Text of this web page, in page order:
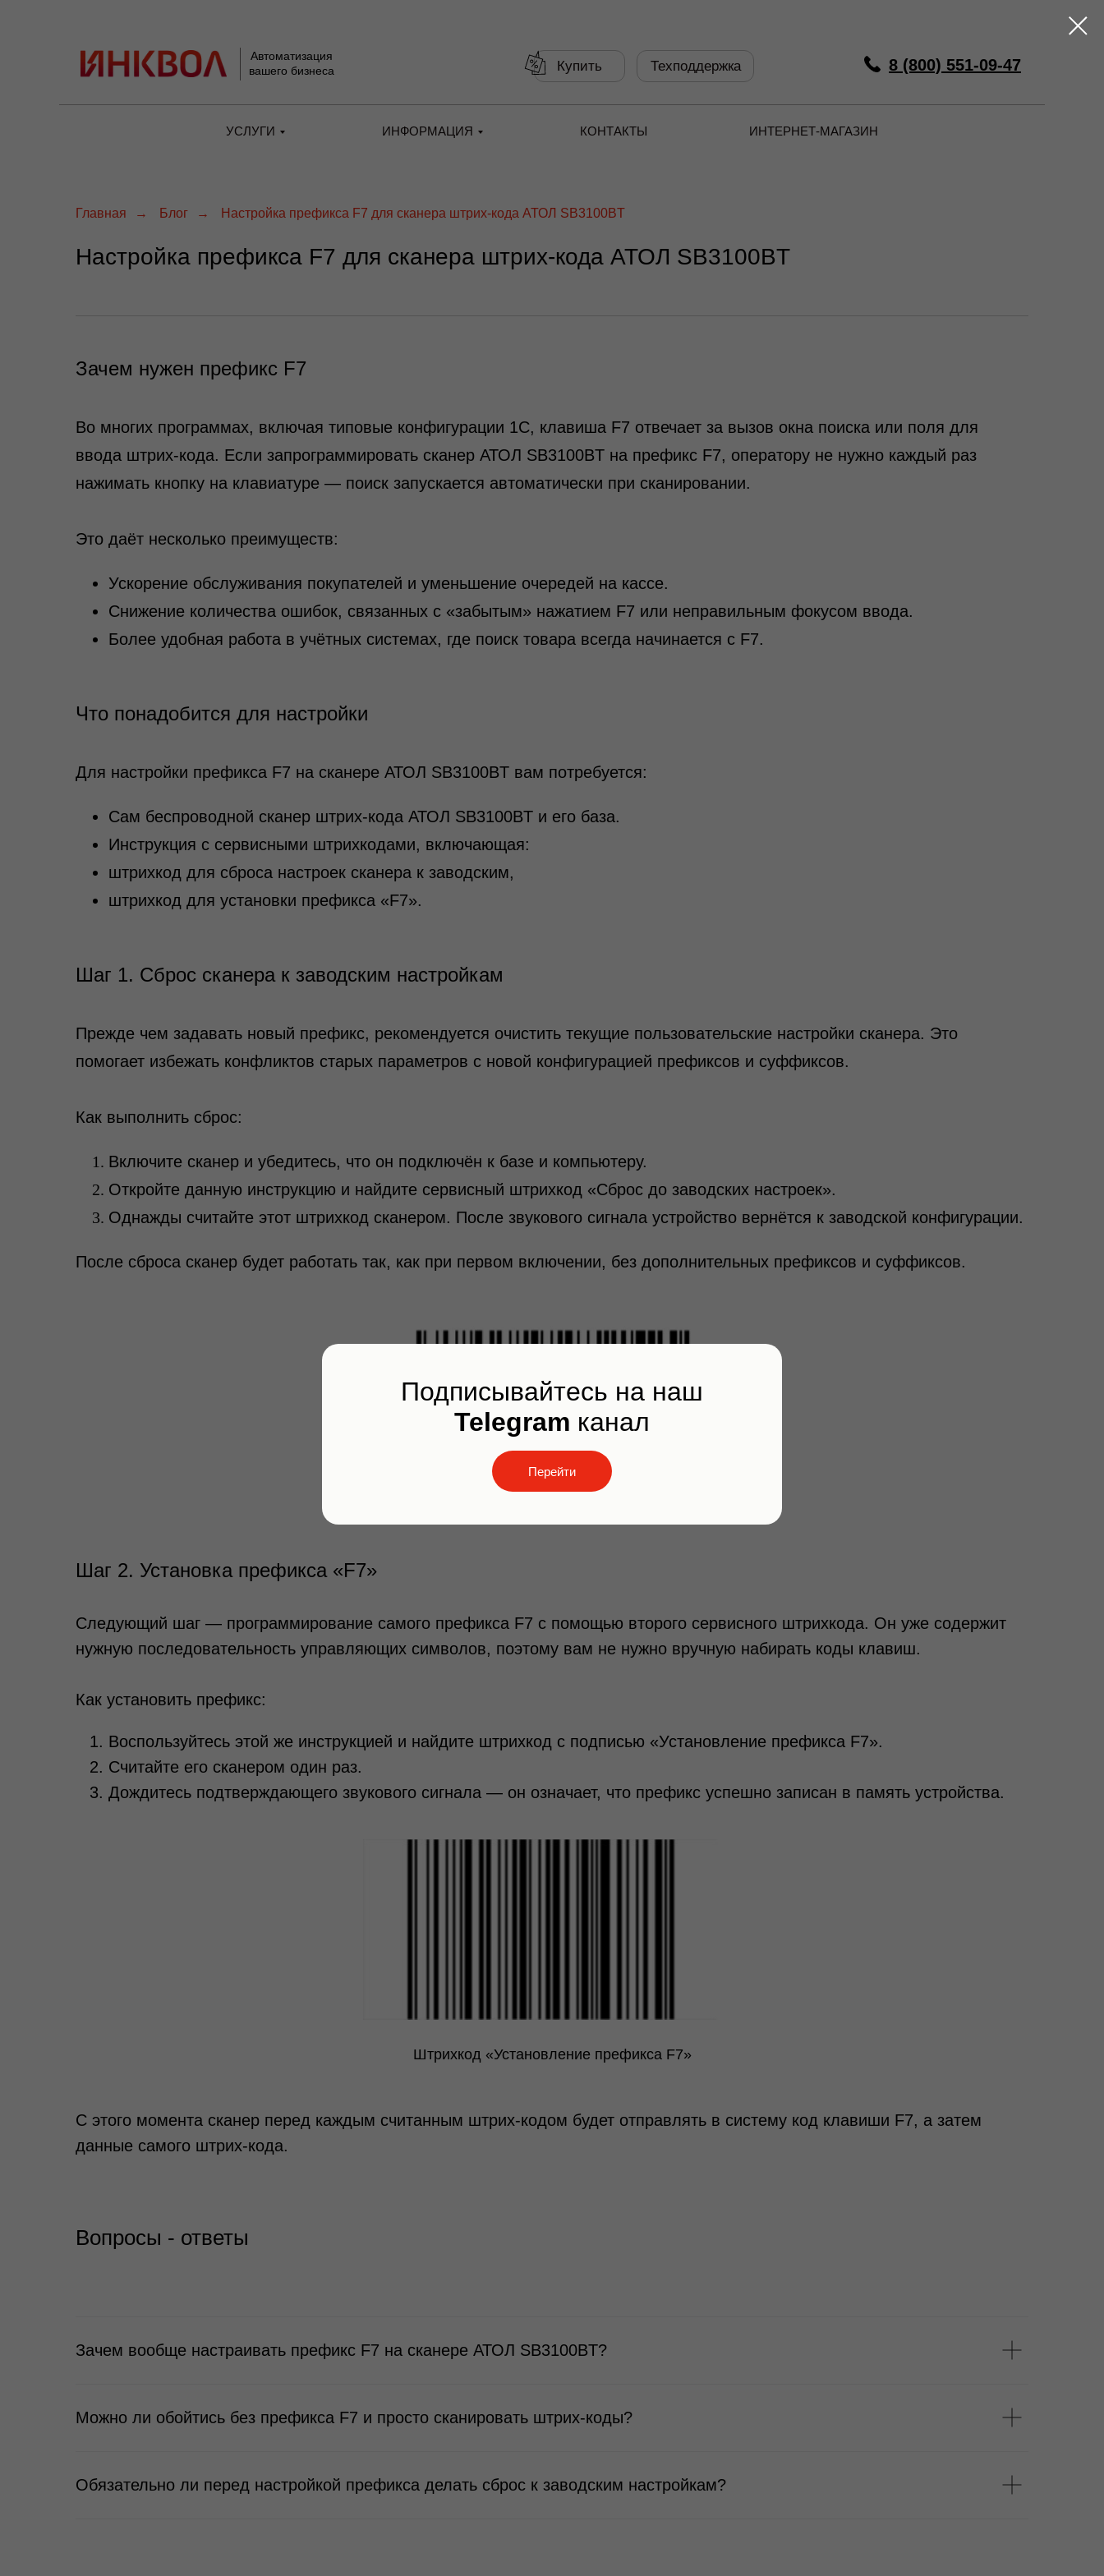
Автоматизация
вашего бизнеса
Купить Техподдержка 8 (800) 551-09-47
УСЛУГИ ИНФОРМАЦИЯ КОНТАКТЫ ИНТЕРНЕТ-МАГАЗИН
Главная → Блог → Настройка префикса F7 для сканера штрих‑кода АТОЛ SB3100BT
Настройка префикса F7 для сканера штрих‑кода АТОЛ SB3100BT
Зачем нужен префикс F7
Во многих программах, включая типовые конфигурации 1С, клавиша F7 отвечает за вызов окна поиска или поля для
ввода штрих‑кода. Если запрограммировать сканер АТОЛ SB3100BT на префикс F7, оператору не нужно каждый раз
нажимать кнопку на клавиатуре — поиск запускается автоматически при сканировании.
Это даёт несколько преимуществ:
Ускорение обслуживания покупателей и уменьшение очередей на кассе.
Снижение количества ошибок, связанных с «забытым» нажатием F7 или неправильным фокусом ввода.
Более удобная работа в учётных системах, где поиск товара всегда начинается с F7.
Что понадобится для настройки
Для настройки префикса F7 на сканере АТОЛ SB3100BT вам потребуется:
Сам беспроводной сканер штрих‑кода АТОЛ SB3100BT и его база.
Инструкция с сервисными штрихкодами, включающая:
штрихкод для сброса настроек сканера к заводским,
штрихкод для установки префикса «F7».
Шаг 1. Сброс сканера к заводским настройкам
Прежде чем задавать новый префикс, рекомендуется очистить текущие пользовательские настройки сканера. Это
помогает избежать конфликтов старых параметров с новой конфигурацией префиксов и суффиксов.
Как выполнить сброс:
Включите сканер и убедитесь, что он подключён к базе и компьютеру.
Откройте данную инструкцию и найдите сервисный штрихкод «Сброс до заводских настроек».
Однажды считайте этот штрихкод сканером. После звукового сигнала устройство вернётся к заводской конфигурации.
После сброса сканер будет работать так, как при первом включении, без дополнительных префиксов и суффиксов.
Штрихкод «Сброс до заводских настроек»
Шаг 2. Установка префикса «F7»
Следующий шаг — программирование самого префикса F7 с помощью второго сервисного штрихкода. Он уже содержит
нужную последовательность управляющих символов, поэтому вам не нужно вручную набирать коды клавиш.
Как установить префикс:
Воспользуйтесь этой же инструкцией и найдите штрихкод с подписью «Установление префикса F7».
Считайте его сканером один раз.
Дождитесь подтверждающего звукового сигнала — он означает, что префикс успешно записан в память устройства.
Штрихкод «Установление префикса F7»
С этого момента сканер перед каждым считанным штрих‑кодом будет отправлять в систему код клавиши F7, а затем
данные самого штрих‑кода.
Вопросы - ответы
Зачем вообще настраивать префикс F7 на сканере АТОЛ SB3100BT?
Можно ли обойтись без префикса F7 и просто сканировать штрих‑коды?
Обязательно ли перед настройкой префикса делать сброс к заводским настройкам?
Подписывайтесь на наш
Telegram канал
Перейти